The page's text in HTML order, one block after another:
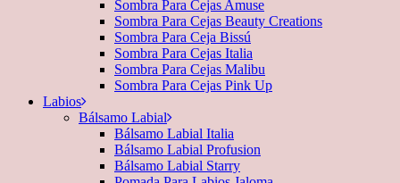
Sombra Para Cejas Amuse
Sombra Para Cejas Beauty Creations
Sombra Para Ceja Bissú
Sombra Para Cejas Italia
Sombra Para Cejas Malibu
Sombra Para Cejas Pink Up
Labios
Bálsamo Labial
Bálsamo Labial Italia
Bálsamo Labial Profusion
Bálsamo Labial Starry